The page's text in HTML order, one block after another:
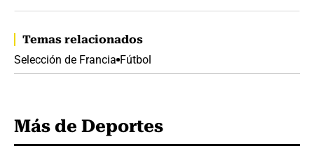
Temas relacionados
Selección de Francia Fútbol
Más de Deportes